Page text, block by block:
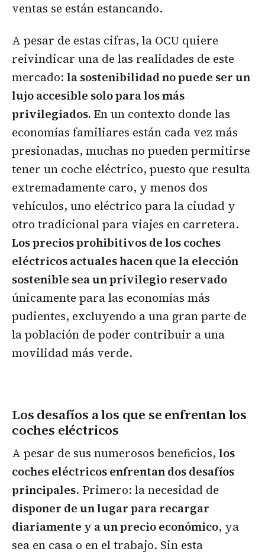
ventas se están estancando.
A pesar de estas cifras, la OCU quiere
reivindicar una de las realidades de este
mercado: la sostenibilidad no puede ser un
lujo accesible solo para los más
privilegiados. En un contexto donde las
economías familiares están cada vez más
presionadas, muchas no pueden permitirse
tener un coche eléctrico, puesto que resulta
extremadamente caro, y menos dos
vehículos, uno eléctrico para la ciudad y
otro tradicional para viajes en carretera.
Los precios prohibitivos de los coches
eléctricos actuales hacen que la elección
sostenible sea un privilegio reservado
únicamente para las economías más
pudientes, excluyendo a una gran parte de
la población de poder contribuir a una
movilidad más verde.
Los desafíos a los que se enfrentan los
coches eléctricos
A pesar de sus numerosos beneficios, los
coches eléctricos enfrentan dos desafíos
principales. Primero: la necesidad de
disponer de un lugar para recargar
diariamente y a un precio económico, ya
sea en casa o en el trabajo. Sin esta